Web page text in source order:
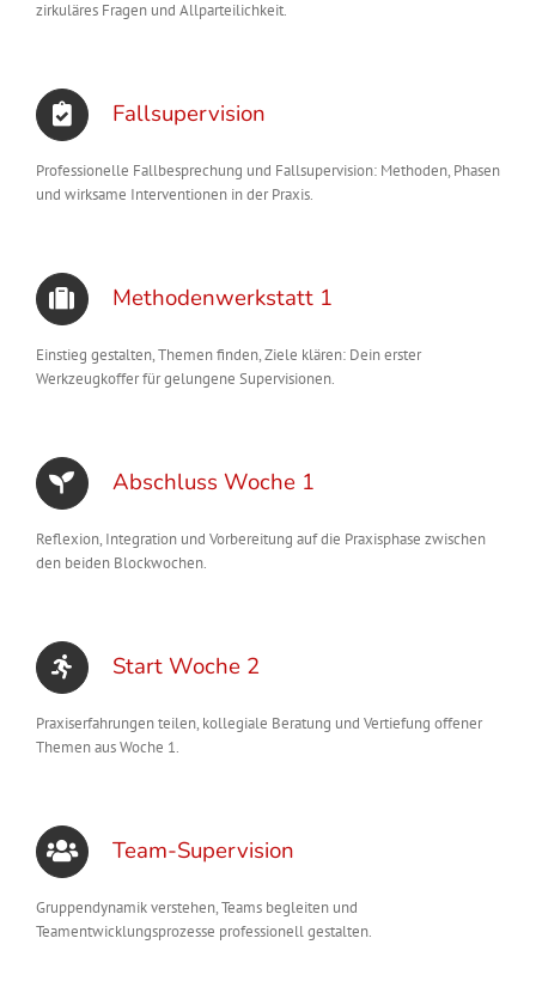
zirkuläres Fragen und Allparteilichkeit.
Fallsupervision
Professionelle Fallbesprechung und Fallsupervision: Methoden, Phasen
und wirksame Interventionen in der Praxis.
Methodenwerkstatt 1
Einstieg gestalten, Themen finden, Ziele klären: Dein erster
Werkzeugkoffer für gelungene Supervisionen.
Abschluss Woche 1
Reflexion, Integration und Vorbereitung auf die Praxisphase zwischen
den beiden Blockwochen.
Start Woche 2
Praxiserfahrungen teilen, kollegiale Beratung und Vertiefung offener
Themen aus Woche 1.
Team-Supervision
Gruppendynamik verstehen, Teams begleiten und
Teamentwicklungsprozesse professionell gestalten.